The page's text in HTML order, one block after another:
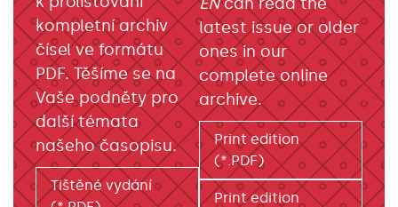
kompletní archiv
čísel ve formátu
PDF. Těšíme se na
Vaše podněty pro
další témata
našeho časopisu.
Tištěné vydání
latest issue or older
ones in our
complete online
archive.
Print edition
(*.PDF)
Print edition